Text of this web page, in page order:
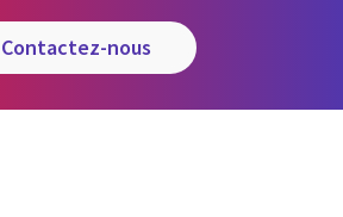
contactez-nous